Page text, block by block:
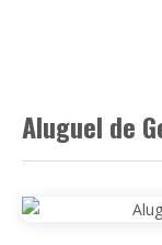
Aluguel de